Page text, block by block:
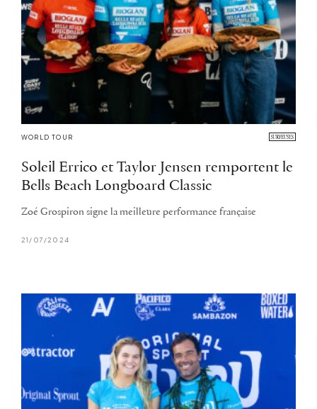
WORLD TOUR
Soleil Errico et Taylor Jensen remportent le
Bells Beach Longboard Classic
Zoé Grospiron signe la meilleure performance française
21/07/2024